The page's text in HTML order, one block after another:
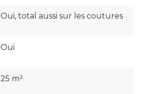
Oui, total aussi sur les coutures
Oui
25 m²